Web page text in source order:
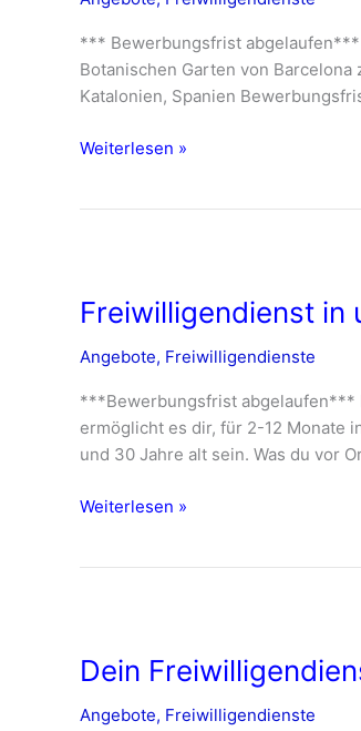
*** Bewerbungsfrist abgelaufen***
Botanischen Garten von Barcelona
Katalonien, Spanien
Blanes,
Spanien
2024
Weiterlesen »
Freiwilligendienst in
Angebote, Freiwilligendienste
***Bewerbungsfrist abgelaufen***
ermöglicht es dir, für 2-12 Monate
und 30 Jahre alt sein. Was du vor
unserer
–
Sommer
2024
Weiterlesen »
Dein
Angebote, Freiwilligendienste
im
–